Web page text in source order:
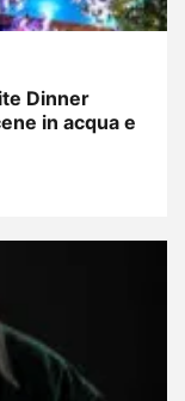
Dinner
in acqua e